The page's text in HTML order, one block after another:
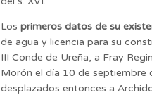
Los primeros datos de su
de agua y licencia para su
III Conde de Ureña, a Fray
Morón el día 10 de septiembre
desplazados entonces a